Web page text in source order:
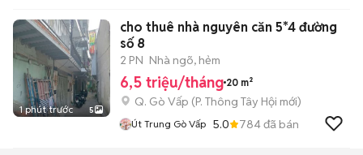
1 phút trước 5
cho thuê nhà nguyên căn 5*4 đường
số 8
2 PN Nhà ngõ, hẻm
6,5 triệu/tháng 20 m²
Q. Gò Vấp (P. Thông Tây Hội mới)
Út Trung Gò Vấp 5.0 784đã bán